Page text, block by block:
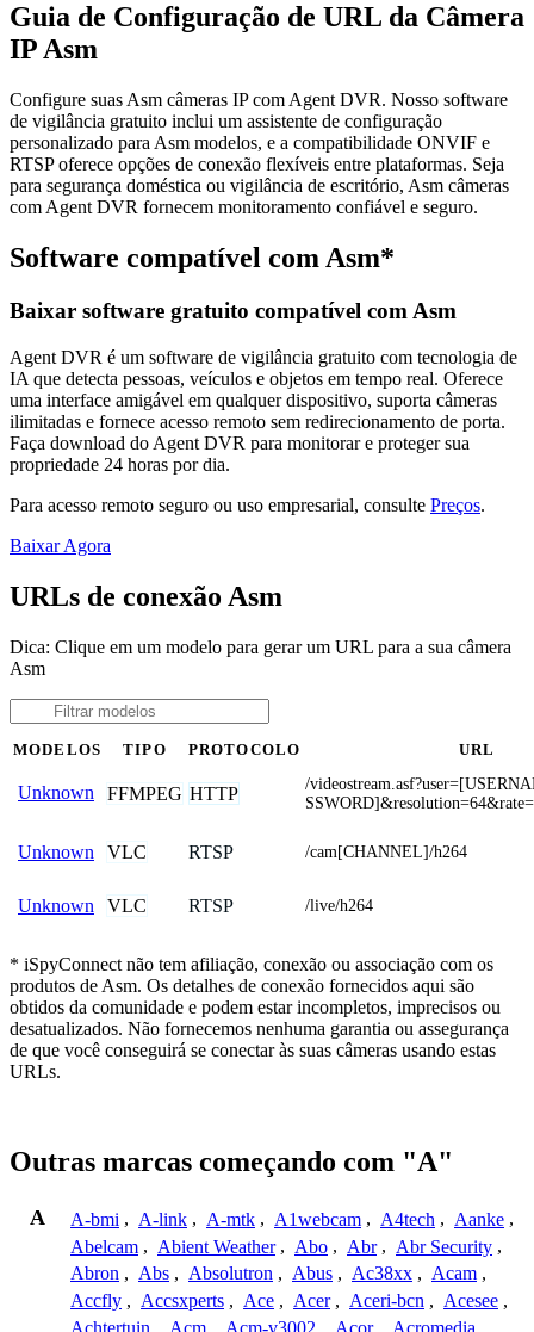
Guia de Configuração de URL da Câmera
IP Asm
Configure suas Asm câmeras IP com Agent DVR. Nosso software
de vigilância gratuito inclui um assistente de configuração
personalizado para Asm modelos, e a compatibilidade ONVIF e
RTSP oferece opções de conexão flexíveis entre plataformas. Seja
para segurança doméstica ou vigilância de escritório, Asm câmeras
com Agent DVR fornecem monitoramento confiável e seguro.
Software compatível com Asm*
Baixar software gratuito compatível com Asm
Agent DVR é um software de vigilância gratuito com tecnologia de
IA que detecta pessoas, veículos e objetos em tempo real. Oferece
uma interface amigável em qualquer dispositivo, suporta câmeras
ilimitadas e fornece acesso remoto sem redirecionamento de porta.
Faça download do Agent DVR para monitorar e proteger sua
propriedade 24 horas por dia.
Para acesso remoto seguro ou uso empresarial, consulte Preços.
Baixar Agora
URLs de conexão Asm
Dica: Clique em um modelo para gerar um URL para a sua câmera
Asm
MODELOS TIPO PROTOCOLO URL
Unknown FFMPEG HTTP
/
Unknown VLC RTSP /cam[CHANNEL]/h264
Unknown VLC RTSP /live/h264
* iSpyConnect não tem afiliação, conexão ou associação com os
produtos de Asm. Os detalhes de conexão fornecidos aqui são
obtidos da comunidade e podem estar incompletos, imprecisos ou
desatualizados. Não fornecemos nenhuma garantia ou assegurança
de que você conseguirá se conectar às suas câmeras usando estas
URLs.
Outras marcas começando com "A"
A A-bmi , A-link , A-mtk , A1webcam , A4tech , Aanke ,
Abelcam , Abient Weather , Abo , Abr , Abr Security ,
Abron , Abs , Absolutron , Abus , Ac38xx , Acam ,
Accfly , Accsxperts , Ace , Acer , Aceri-bcn , Acesee ,
Achtertuin
Acm Acm-v3002 Acor Acromedia